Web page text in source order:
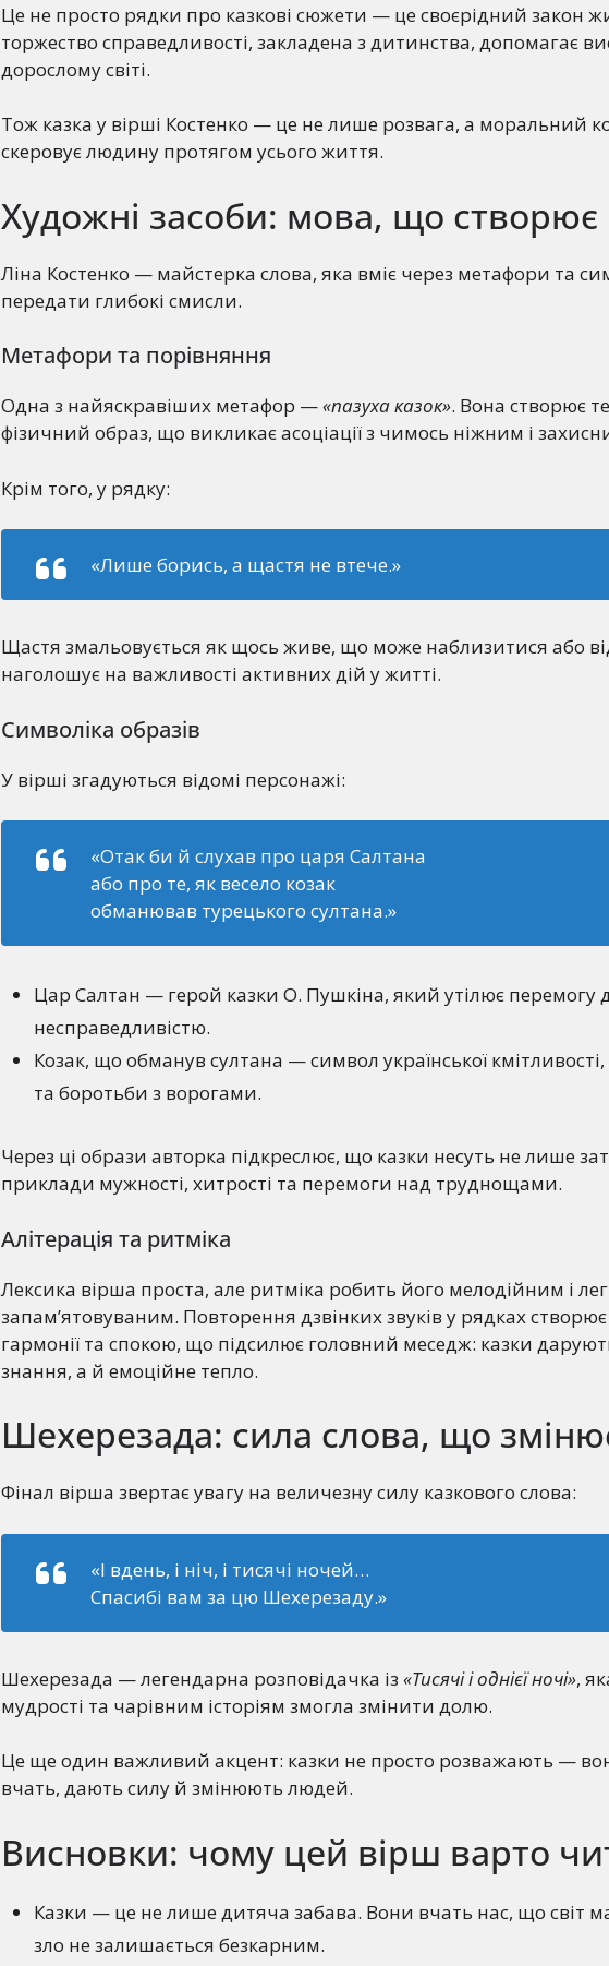
Це не просто рядки про казкові сюжети — це своєрідний закон
торжество справедливості, закладена з дитинства, допомагає
дорослому світі.
Тож казка у вірші Костенко — це не лише розвага, а моральний
скеровує людину протягом усього життя.
Художні засоби: мова, що створює
Ліна Костенко — майстерка слова, яка вміє через метафори та
передати глибокі смисли.
Метафори та порівняння
Одна з найяскравіших метафор —«пазуха казок». Вона створює
фізичний образ, що викликає асоціації з чимось ніжним і
Крім того, у рядку:
«Лише борись, а щастя не втече.»
Щастя змальовується як щось живе, що може наблизитися або
наголошує на важливості активних дій у житті.
Символіка образів
У вірші згадуються відомі персонажі:
«Отак би й слухав про царя Салтана
або про те, як весело козак
обманював турецького султана.»
Цар Салтан — герой казки О. Пушкіна, який утілює перемогу
несправедливістю.
Козак, що обманув султана — символ української
та боротьби з ворогами.
Через ці образи авторка підкреслює, що казки несуть не лише
приклади мужності, хитрості та перемоги над труднощами.
Алітерація та ритміка
Лексика вірша проста, але ритміка робить його мелодійним і
запам’ятовуваним. Повторення дзвінких звуків у рядках створює
гармонії та спокою, що підсилює головний меседж: казки
знання, а й емоційне тепло.
Шехерезада: сила слова, що
Фінал вірша звертає увагу на величезну силу казкового слова:
«І вдень, і ніч, і тисячі ночей…
Спасибі вам за цю Шехерезаду.»
Шехерезада — легендарна розповідачка із «Тисячі і однієї ночі»,
мудрості та чарівним історіям змогла змінити долю.
Це ще один важливий акцент: казки не просто розважають —
вчать, дають силу й змінюють людей.
Висновки: чому цей вірш варто
Казки — це не лише дитяча забава. Вони вчать нас, що світ
зло не залишається безкарним.